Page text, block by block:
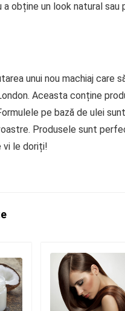
obține un look natural sau
unui nou machiaj care
Aceasta conține
pe bază de ulei
Produsele sunt
vi le doriți!